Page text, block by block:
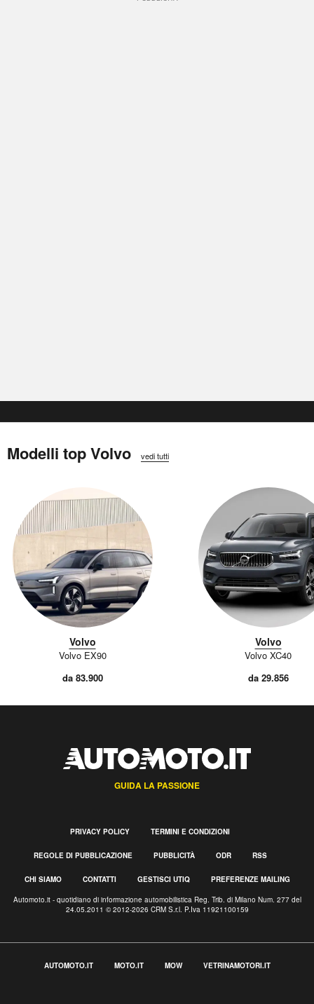
Modelli top Volvo vedi tutti
Volvo
Volvo EX90
da 83.900
Volvo
Volvo XC40
da 29.856
GUIDA LA PASSIONE
PRIVACY POLICY TERMINI E CONDIZIONI
REGOLE DI PUBBLICAZIONE PUBBLICITÀ ODR RSS
CHI SIAMO CONTATTI GESTISCI UTIQ PREFERENZE MAILING
Automoto.it - quotidiano di informazione automobilistica Reg. Trib. di Milano Num. 277 del
24.05.2011 © 2012-2026 CRM S.r.l. P.Iva 11921100159
AUTOMOTO.IT MOTO.IT MOW VETRINAMOTORI.IT